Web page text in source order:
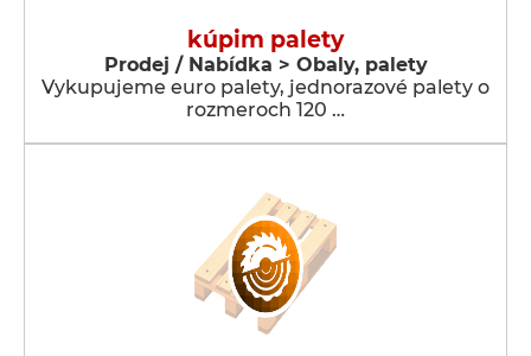
kúpim palety
Prodej / Nabídka > Obaly, palety
Vykupujeme euro palety, jednorazové palety o
rozmeroch 120 …